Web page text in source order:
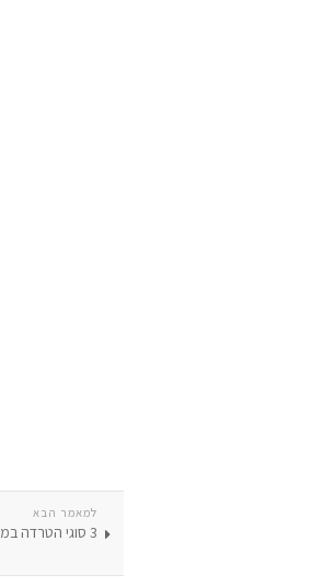
למאמר הבא
3 סוגי הטרדה במקום העבודה שכדאי להיזהר מהם